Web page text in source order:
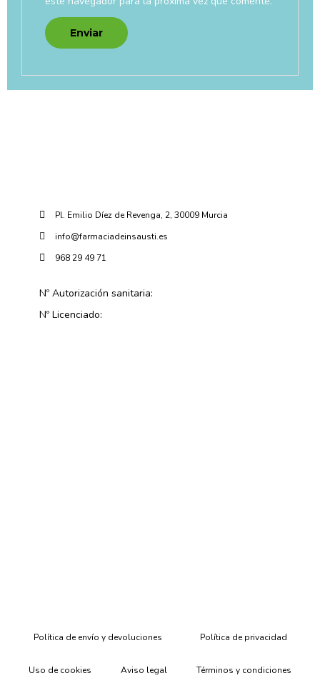
Pl. Emilio Díez de Revenga, 2, 30009 Murcia
info@farmaciadeinsausti.es
968 29 49 71
Nº Autorización sanitaria:
Nº Licenciado:
Política de envío y devoluciones Política de privacidad
Uso de cookies Aviso legal Términos y condiciones